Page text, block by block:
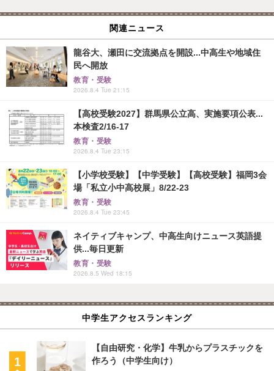
関連ニュース
龍谷大、瀬田に交流拠点を開設...中高生や地域住
民へ開放
教育・受験
2026.8.4 Tue 21:15
【高校受験2027】群馬県公立高、実施要項公表...
本検査2/16-17
教育・受験
2026.8.4 Tue 23:15
【小学校受験】【中学受験】【高校受験】福岡3会
場「私立小中高校展」8/22-23
教育・受験
2026.8.4 Tue 23:45
ネイティブキャンプ、中高生向けニュース英語提
供...毎日更新
教育・受験
2026.8.5 Wed 18:15
中学生アクセスランキング
【自由研究・化学】牛乳からプラスチックを
作ろう（中学生向け）